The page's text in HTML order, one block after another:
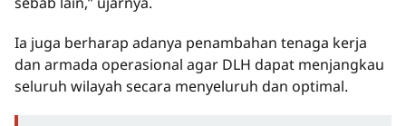
Ia juga berharap adanya penambahan tenaga kerja
dan armada operasional agar DLH dapat menjangkau
seluruh wilayah secara menyeluruh dan optimal.